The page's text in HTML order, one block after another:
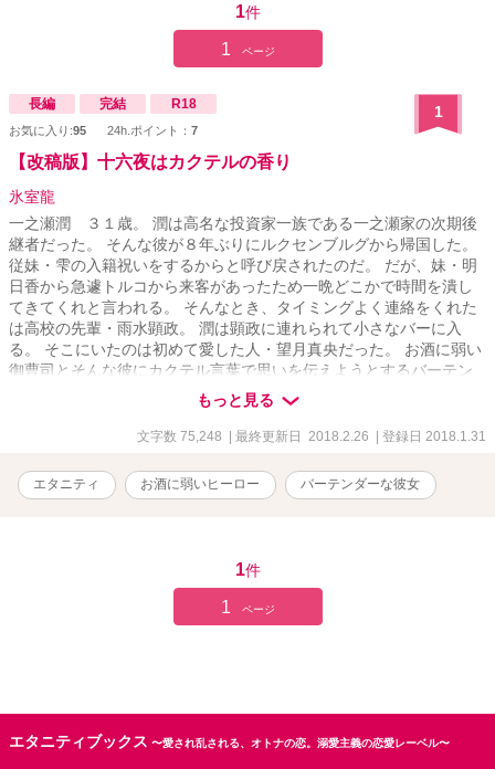
1件
1 ページ
長編 完結 R18
お気に入り:95 24h.ポイント： 7
1
【改稿版】十六夜はカクテルの香り
氷室龍
一之瀬潤 ３１歳。 潤は高名な投資家一族である一之瀬家の次期後
継者だった。 そんな彼が８年ぶりにルクセンブルグから帰国した。
従妹・雫の入籍祝いをするからと呼び戻されたのだ。 だが、妹・明
日香から急遽トルコから来客があったため一晩どこかで時間を潰し
てきてくれと言われる。 そんなとき、タイミングよく連絡をくれた
は高校の先輩・雨水顕政。 潤は顕政に連れられて小さなバーに入
る。 そこにいたのは初めて愛した人・望月真央だった。 お酒に弱い
御曹司とそんな彼にカクテル言葉で思いを伝えようとするバーテン
ダーの彼女が織り成す恋物語 以前投稿していたもの改稿版になりま
す 大筋は変わりませんが、加筆及び修正しております。
もっと見る
文字数 75,248 | 最終更新日 2018.2.26 | 登録日 2018.1.31
エタニティ お酒に弱いヒーロー バーテンダーな彼女
1件
1 ページ
エタニティブックス 〜愛され乱される、オトナの恋。溺愛主義の恋愛レーベル〜